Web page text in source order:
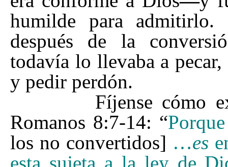
humilde para
después de la
todavía lo llevaba a
y pedir perdón.
Fíjense cómo
Romanos 8:7-14: “
los no convertidos] …es